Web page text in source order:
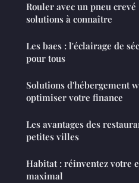
Rouler avec un pneu crevé
solutions à connaître
Les baes : l'éclairage de
pour tous
Solutions d'hébergement
optimiser votre finance
Les avantages des
petites villes
Habitat : réinventez votre
maximal